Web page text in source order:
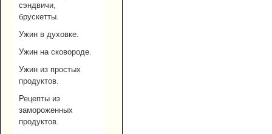
сэндвичи,
брускетты.
Ужин в духовке.
Ужин на сковороде.
Ужин из простых
продуктов.
Рецепты из
замороженных
продуктов.